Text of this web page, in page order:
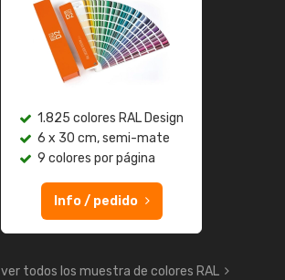
1.825 colores RAL Design
6 x 30 cm, semi-mate
9 colores por página
Info / pedido
ver todos los muestra de colores RAL